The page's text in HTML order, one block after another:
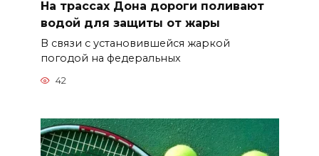
На трассах Дона дороги поливают
водой для защиты от жары
В связи с установившейся жаркой
погодой на федеральных
42